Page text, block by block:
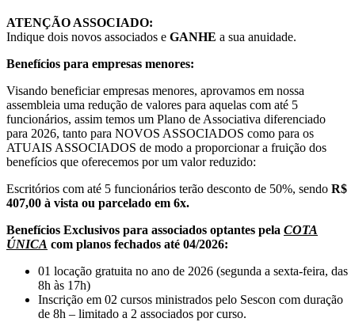
ATENÇÃO ASSOCIADO:
Indique dois novos associados e GANHE a sua anuidade.
Benefícios para empresas menores:
Visando beneficiar empresas menores, aprovamos em nossa
assembleia uma redução de valores para aquelas com até 5
funcionários, assim temos um Plano de Associativa diferenciado
para 2026, tanto para NOVOS ASSOCIADOS como para os
ATUAIS ASSOCIADOS de modo a proporcionar a fruição dos
benefícios que oferecemos por um valor reduzido:
Escritórios com até 5 funcionários terão desconto de 50%, sendo R$
407,00 à vista ou parcelado em 6x.
Benefícios Exclusivos para associados optantes pela COTA
ÚNICA com planos fechados até 04/2026:
01 locação gratuita no ano de 2026 (segunda a sexta-feira, das
8h às 17h)
Inscrição em 02 cursos ministrados pelo Sescon com duração
de 8h – limitado a 2 associados por curso.